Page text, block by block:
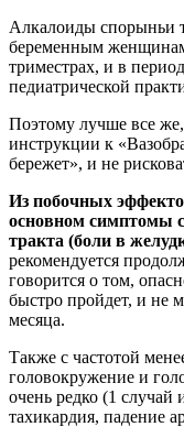
Алкалоиды спорыньи
беременным
триместрах, и в
педиатрической
Поэтому лучше все
инструкции к
бережет», и не
Из побочных
основном симптомы
тракта (боли в
рекомендуется
говорится о том,
быстро пройдет, и не
месяца.
Также с частотой
головокружение и
очень редко (1 случай
тахикардия, падение